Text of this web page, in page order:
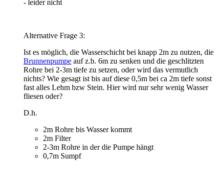
- leider nicht
Alternative Frage 3:
Ist es möglich, die Wasserschicht bei knapp 2m zu nutzen, die
Brunnenpumpe auf z.b. 6m zu senken und die geschlitzten
Rohre bei 2-3m tiefe zu setzen, oder wird das vermutlich
nichts? Wie gesagt ist bis auf diese 0,5m bei ca 2m tiefe sonst
fast alles Lehm bzw Stein. Hier wird nur sehr wenig Wasser
fliesen oder?
D.h.
2m Rohre bis Wasser kommt
2m Filter
2-3m Rohre in der die Pumpe hängt
0,7m Sumpf